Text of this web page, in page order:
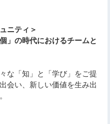
ニティ＞
」の時代におけるチームと
な「知」と「学び」をご提
会い、新しい価値を生み出